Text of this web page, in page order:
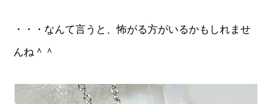
・・・なんて言うと、怖がる方がいるかもしれませ
んね＾＾